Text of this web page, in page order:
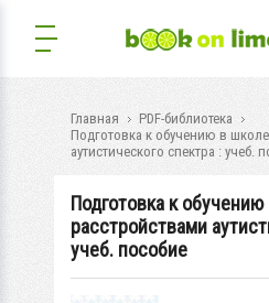
Главная
PDF-библиотека
Подготовка к обучению в
аутистического спектра : учеб.
Подготовка к
расстройствами
учеб. пособие